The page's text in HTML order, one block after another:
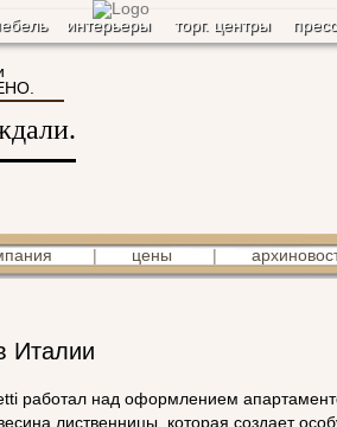
интерьеры торг. центры
| цены |
Италии
работал над оформлением
лиственницы, которая создает